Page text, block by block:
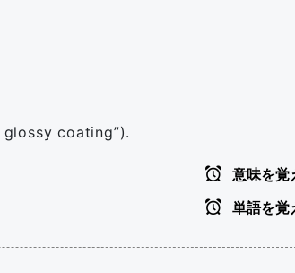
coating”).
意味を覚
単語を覚